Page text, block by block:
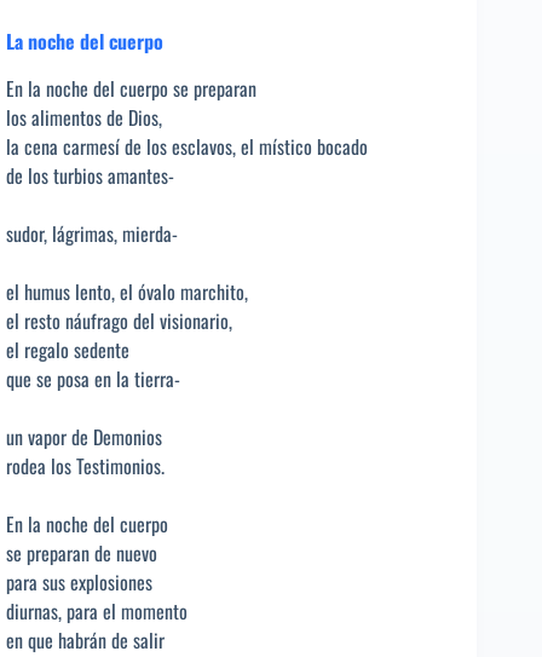
La noche del cuerpo
En la noche del cuerpo se preparan
los alimentos de Dios,
la cena carmesí de los esclavos, el místico bocado
de los turbios amantes-
sudor, lágrimas, mierda-
el humus lento, el óvalo marchito,
el resto náufrago del visionario,
el regalo sedente
que se posa en la tierra-
un vapor de Demonios
rodea los Testimonios.
En la noche del cuerpo
se preparan de nuevo
para sus explosiones
diurnas, para el momento
en que habrán de salir